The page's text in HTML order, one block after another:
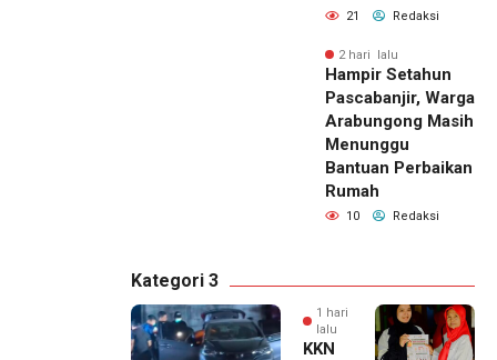
21 Redaksi
2 hari lalu
Hampir Setahun
Pascabanjir, Warga
Arabungong Masih
Menunggu
Bantuan Perbaikan
Rumah
10 Redaksi
Kategori 3
1 hari
lalu
KKN